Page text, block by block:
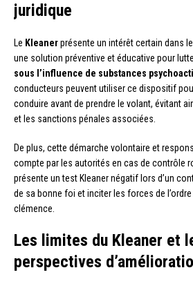
juridique
Le Kleanerprésente un intérêt certain dans
une solution préventive et éducative pour
sous l’influence de substances
conducteurs peuvent utiliser ce dispositif
conduire avant de prendre le volant, évitant
et les sanctions pénales associées.
De plus, cette démarche volontaire et
compte par les autorités en cas de contrôle
présente un test Kleaner négatif lors d’un
de sa bonne foi et inciter les forces de
clémence.
Les limites du Kleaner et
perspectives